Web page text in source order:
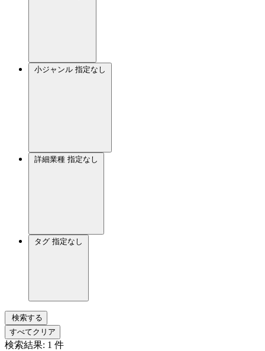
小ジャンル 指定なし
詳細業種 指定なし
タグ 指定なし
検索する
すべてクリア
検索結果: 1 件